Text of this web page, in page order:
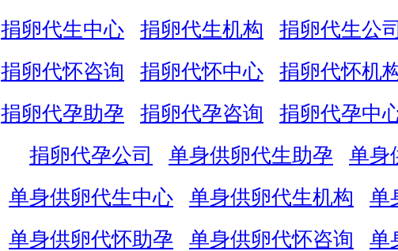
捐卵代生中心
捐卵代生机构 捐卵代生公司
捐卵代怀咨询
捐卵代怀中心 捐卵代怀机
捐卵代孕助孕
捐卵代孕咨询 捐卵代孕中
捐卵代孕公司
单身供卵代生助孕
单身
单身供卵代生中心
单身供卵代生机构
单
单身供卵代怀助孕
单身供卵代怀咨询
单